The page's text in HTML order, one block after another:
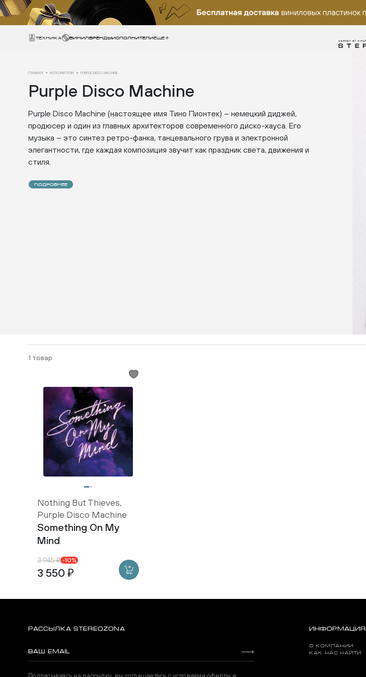
Техника ВИНИЛБРЕНДЫИСПОЛНИТЕЛИЕще
ГЛАВНАЯ ИСПОЛНИТЕЛИ PURPLE DISCO MACHINE
Purple Disco Machine
Purple Disco Machine (настоящее имя Тино Пионтек) – немецкий диджей,
продюсер и один из главных архитекторов современного диско-хауса. Его
музыка – это синтез ретро-фанка, танцевального грува и электронной
элегантности, где каждая композиция звучит как праздник света, движения и
стиля.
ПОДРОБНЕЕ
1 товар
Nothing But Thieves,
Purple Disco Machine
Something On My
Mind
3 945 ₽ -10%
3 550 ₽
РАССЫЛКА STEREOZONA ИНФОРМАЦИЯ
О КОМПАНИИ
КАК НАС НАЙТИ